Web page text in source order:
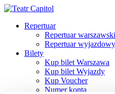
Repertuar
Repertuar warszawski
Repertuar wyjazdowy
Bilety
Kup bilet Warszawa
Kup bilet Wyjazdy
Kup Voucher
Numer konta